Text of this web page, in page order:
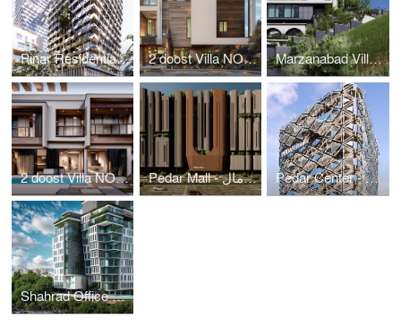
Pinar Residential and Commercial Twin Towers - برج های دوقلو تجاری مسکونی پینار 2 doost Villa NO.2 - ویلای دو دوست شماره دو Marzanabad Villa - ویلا مرزن آباد
2 doost Villa NO.1 - ویلای دو دوست شماره یک Pedar Mall - پدرمال Pedar Center - پدرسنتر
Shahrad Office Tower - برج اداری شهراد